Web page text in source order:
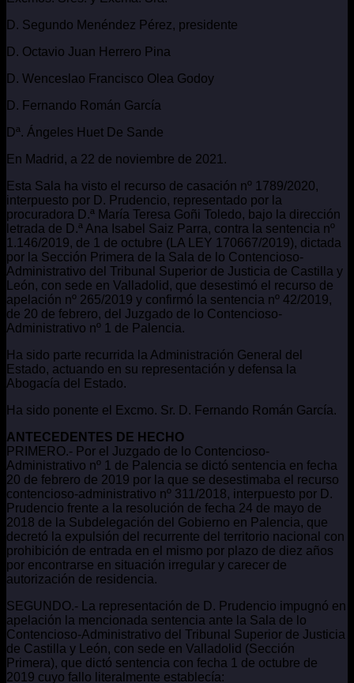
D. Segundo Menéndez Pérez, presidente
D. Octavio Juan Herrero Pina
D. Wenceslao Francisco Olea Godoy
D. Fernando Román García
Dª. Ángeles Huet De Sande
En Madrid, a 22 de noviembre de 2021.
Esta Sala ha visto el recurso de casación nº 1789/2020,
interpuesto por D. Prudencio, representado por la
procuradora D.ª María Teresa Goñi Toledo, bajo la dirección
letrada de D.ª Ana Isabel Saiz Parra, contra la sentencia nº
1.146/2019, de 1 de octubre (LA LEY 170667/2019), dictada
por la Sección Primera de la Sala de lo Contencioso-
Administrativo del Tribunal Superior de Justicia de Castilla y
León, con sede en Valladolid, que desestimó el recurso de
apelación nº 265/2019 y confirmó la sentencia nº 42/2019,
de 20 de febrero, del Juzgado de lo Contencioso-
Administrativo nº 1 de Palencia.
Ha sido parte recurrida la Administración General del
Estado, actuando en su representación y defensa la
Abogacía del Estado.
Ha sido ponente el Excmo. Sr. D. Fernando Román García.
ANTECEDENTES DE HECHO
PRIMERO.- Por el Juzgado de lo Contencioso-
Administrativo nº 1 de Palencia se dictó sentencia en fecha
20 de febrero de 2019 por la que se desestimaba el recurso
contencioso-administrativo nº 311/2018, interpuesto por D.
Prudencio frente a la resolución de fecha 24 de mayo de
2018 de la Subdelegación del Gobierno en Palencia, que
decretó la expulsión del recurrente del territorio nacional con
prohibición de entrada en el mismo por plazo de diez años
por encontrarse en situación irregular y carecer de
autorización de residencia.
SEGUNDO.- La representación de D. Prudencio impugnó en
apelación la mencionada sentencia ante la Sala de lo
Contencioso-Administrativo del Tribunal Superior de Justicia
de Castilla y León, con sede en Valladolid (Sección
Primera), que dictó sentencia con fecha 1 de octubre de
2019 cuyo fallo literalmente establecía: